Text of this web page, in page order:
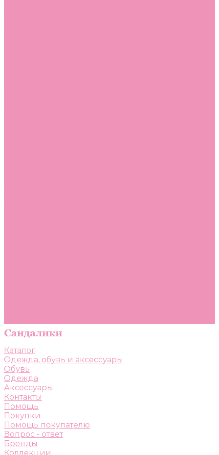
Каталог
Одежда, обувь и аксессуары
Обувь
Одежда
Аксессуары
Контакты
Помощь
Покупки
Помощь покупателю
Вопрос - ответ
Бренды
Коллекции